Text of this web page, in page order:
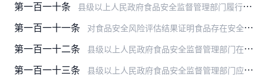
第一百一十条 县级以上人民政府食品安全监督管理部门履行食品安全监督管理职责，有权采取下列措施，对生产经营者遵守本法的情况进行监督检查：
第一百一十一条 对食品安全风险评估结果证明食品存在安全隐患，需要制定、修订食品安全标准的，在制定、修订食品安全标准前，国务院卫生行政部门应当及时会同国务院有关部门规定食品中有害…
第一百一十二条 县级以上人民政府食品安全监督管理部门在食品安全监督管理工作中可以采用国家规定的快速检测方法对食品进行抽查检测。
第一百一十三条 县级以上人民政府食品安全监督管理部门应当建立食品生产经营者食品安全信用档案，记录许可颁发、日常监督检查结果、违法行为查处等情况，依法向社会公布并实时更新；对有不…